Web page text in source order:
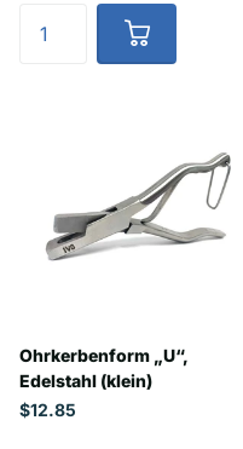
Ohrkerbenform „U“,
Edelstahl (klein)
$12.85